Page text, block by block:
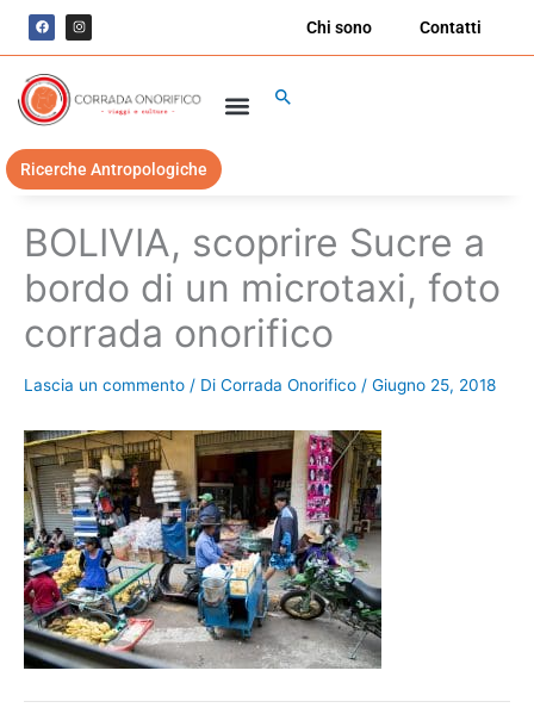
F
a
c
e
b
o
o
k
I
n
s
t
r
a
Chi sono Contatti
Ricerche Antropologiche
BOLIVIA, scoprire Sucre a
bordo di un microtaxi, foto
corrada onorifico
Lascia un commento / Di Corrada Onorifico / Giugno 25, 2018